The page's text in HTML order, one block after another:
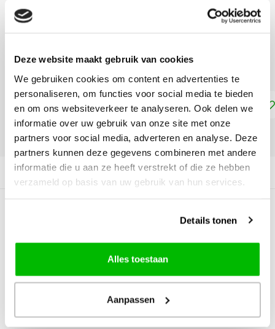
Deze website maakt gebruik van cookies
We gebruiken cookies om content en advertenties te
personaliseren, om functies voor social media te bieden
en om ons websiteverkeer te analyseren. Ook delen we
informatie over uw gebruik van onze site met onze
partners voor social media, adverteren en analyse. Deze
partners kunnen deze gegevens combineren met andere
informatie die u aan ze heeft verstrekt of die ze hebben
verzameld op basis van uw gebruik van hun services.
Details tonen
Alles toestaan
Aanpassen
€5,65
Lees meer
Toevoegen aan winkelwagen
DELEN:
Productomschrijving
0Reviews